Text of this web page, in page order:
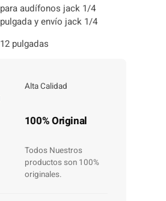
para audífonos jack 1/4
pulgada y envío jack 1/4
12 pulgadas
Alta Calidad
100% Original
Todos Nuestros
productos son 100%
originales.